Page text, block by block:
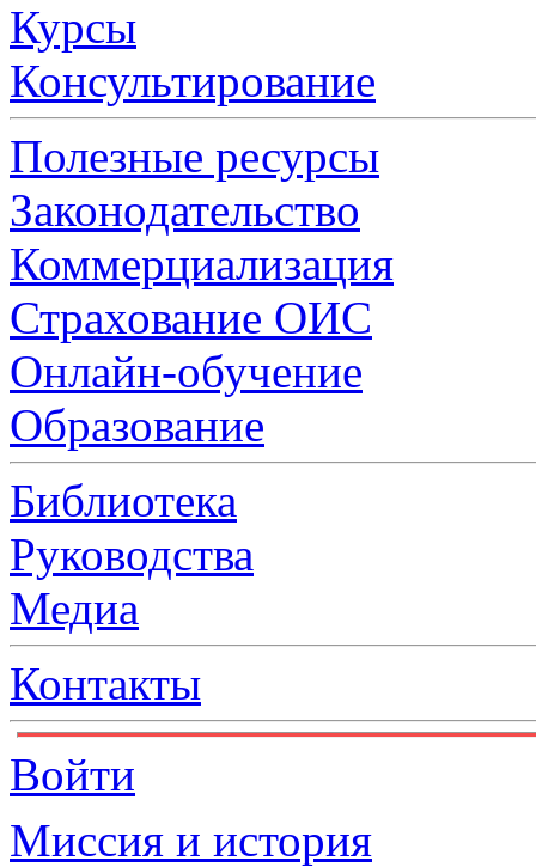
Курсы
Консультирование
Полезные ресурсы
Законодательство
Коммерциализация
Страхование ОИС
Онлайн-обучение
Образование
Библиотека
Руководства
Медиа
Контакты
Войти
Миссия и история